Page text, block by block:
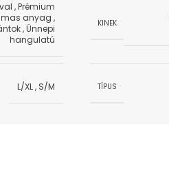
,Prémium
anyag ,
,Ünnepi
hangulatú
KINEK
L/XL, S/M TÍPUS